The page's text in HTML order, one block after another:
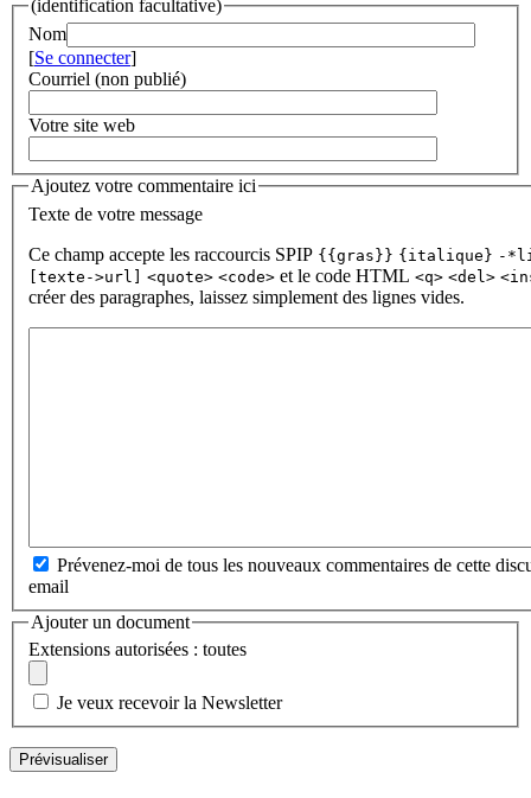
(identification facultative)
Nom
[Se connecter]
Courriel (non publié)
Votre site web
Ajoutez votre commentaire ici
Texte de votre message
Ce champ accepte les raccourcis SPIP {{gras}} {italique} -
[texte->url] <quote> <code> et le code HTML <q> <del>
créer des paragraphes, laissez simplement des lignes vides.
Prévenez-moi de tous les nouveaux commentaires de cette
email
Ajouter un document
Extensions autorisées : toutes
Je veux recevoir la Newsletter